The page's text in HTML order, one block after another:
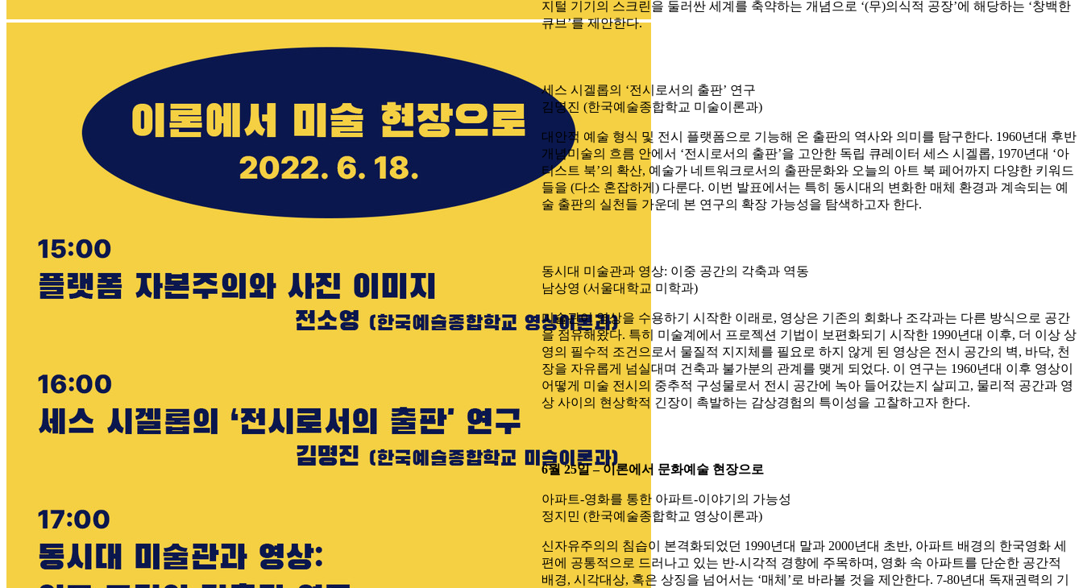
지털 기기의 스크린을 둘러싼 세계를 축약하는 개념으로 ‘(무)의식적 공장’에 해당하는 ‘창백한
큐브’를 제안한다.
세스 시겔롭의 ‘전시로서의 출판’ 연구
김명진 (한국예술종합학교 미술이론과)
대안적 예술 형식 및 전시 플랫폼으로 기능해 온 출판의 역사와 의미를 탐구한다. 1960년대 후반
개념미술의 흐름 안에서 ‘전시로서의 출판’을 고안한 독립 큐레이터 세스 시겔롭, 1970년대 ‘아
티스트 북’의 확산, 예술가 네트워크로서의 출판문화와 오늘의 아트 북 페어까지 다양한 키워드
들을 (다소 혼잡하게) 다룬다. 이번 발표에서는 특히 동시대의 변화한 매체 환경과 계속되는 예
술 출판의 실천들 가운데 본 연구의 확장 가능성을 탐색하고자 한다.
동시대 미술관과 영상: 이중 공간의 각축과 역동
남상영 (서울대학교 미학과)
미술관이 영상을 수용하기 시작한 이래로, 영상은 기존의 회화나 조각과는 다른 방식으로 공간
을 점유해왔다. 특히 미술계에서 프로젝션 기법이 보편화되기 시작한 1990년대 이후, 더 이상 상
영의 필수적 조건으로서 물질적 지지체를 필요로 하지 않게 된 영상은 전시 공간의 벽, 바닥, 천
장을 자유롭게 넘실대며 건축과 불가분의 관계를 맺게 되었다. 이 연구는 1960년대 이후 영상이
어떻게 미술 전시의 중추적 구성물로서 전시 공간에 녹아 들어갔는지 살피고, 물리적 공간과 영
상 사이의 현상학적 긴장이 촉발하는 감상경험의 특이성을 고찰하고자 한다.
6월 25일 – 이론에서 문화예술 현장으로
아파트-영화를 통한 아파트-이야기의 가능성
정지민 (한국예술종합학교 영상이론과)
신자유주의의 침습이 본격화되었던 1990년대 말과 2000년대 초반, 아파트 배경의 한국영화 세
편에 공통적으로 드러나고 있는 반-시각적 경향에 주목하며, 영화 속 아파트를 단순한 공간적
배경, 시각대상, 혹은 상징을 넘어서는 ‘매체’로 바라볼 것을 제안한다. 7-80년대 독재권력의 기